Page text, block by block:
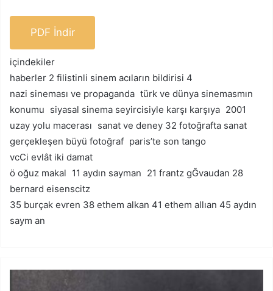
PDF İndir
içindekiler
haberler 2 filistinli sinem acıların bildirisi 4
nazi sineması ve propaganda türk ve dünya sinemasmın
konumu siyasal sinema seyircisiyle karşı karşıya 2001
uzay yolu macerası sanat ve deney 32 fotoğrafta sanat
gerçekleşen büyü fotoğraf paris’te son tango
vcCi evlât iki damat
ö oğuz makal 11 aydın sayman 21 frantz gĞvaudan 28
bernard eisenscitz
35 burçak evren 38 ethem alkan 41 ethem allıan 45 aydın
saym an